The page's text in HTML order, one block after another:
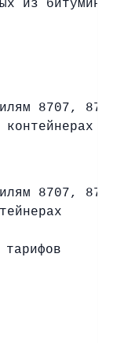
из
8707,
8707,